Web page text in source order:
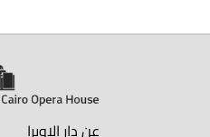
عن دار الاوبرا